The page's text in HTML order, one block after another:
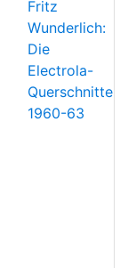
Fritz
Wunderlich:
Die
Electrola-
Querschnitte
1960-63